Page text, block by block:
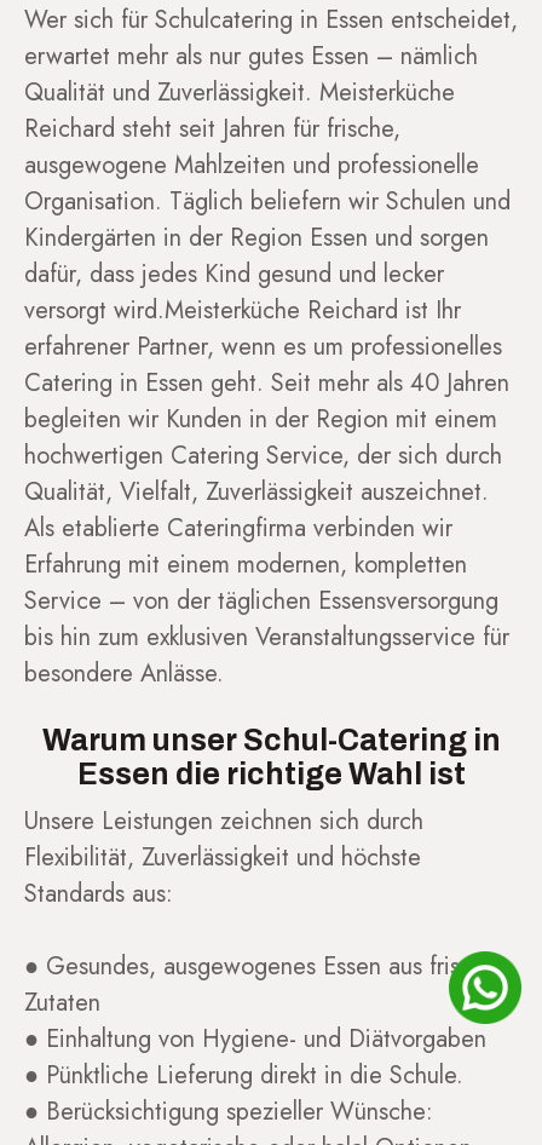
Wer sich für Schulcatering in Essen entscheidet,
erwartet mehr als nur gutes Essen – nämlich
Qualität und Zuverlässigkeit. Meisterküche
Reichard steht seit Jahren für frische,
ausgewogene Mahlzeiten und professionelle
Organisation. Täglich beliefern wir Schulen und
Kindergärten in der Region Essen und sorgen
dafür, dass jedes Kind gesund und lecker
versorgt wird.Meisterküche Reichard ist Ihr
erfahrener Partner, wenn es um professionelles
Catering in Essen geht. Seit mehr als 40 Jahren
begleiten wir Kunden in der Region mit einem
hochwertigen Catering Service, der sich durch
Qualität, Vielfalt, Zuverlässigkeit auszeichnet.
Als etablierte Cateringfirma verbinden wir
Erfahrung mit einem modernen, kompletten
Service – von der täglichen Essensversorgung
bis hin zum exklusiven Veranstaltungsservice für
besondere Anlässe.
Warum unser Schul-Catering in
Essen die richtige Wahl ist
Unsere Leistungen zeichnen sich durch
Flexibilität, Zuverlässigkeit und höchste
Standards aus:
● Gesundes, ausgewogenes Essen aus frischen
Zutaten
● Einhaltung von Hygiene- und Diätvorgaben
● Pünktliche Lieferung direkt in die Schule.
● Berücksichtigung spezieller Wünsche: